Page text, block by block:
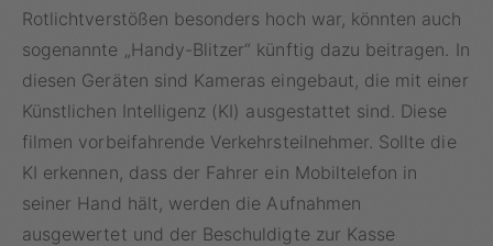
Rotlichtverstößen besonders hoch war, könnten auch
sogenannte „Handy-Blitzer“ künftig dazu beitragen. In
diesen Geräten sind Kameras eingebaut, die mit einer
Künstlichen Intelligenz (KI) ausgestattet sind. Diese
filmen vorbeifahrende Verkehrsteilnehmer. Sollte die
KI erkennen, dass der Fahrer ein Mobiltelefon in
seiner Hand hält, werden die Aufnahmen
ausgewertet und der Beschuldigte zur Kasse